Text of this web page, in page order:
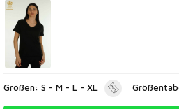
Größen: S - M - L - XL